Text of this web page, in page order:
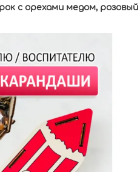
с орехами медом, розовый